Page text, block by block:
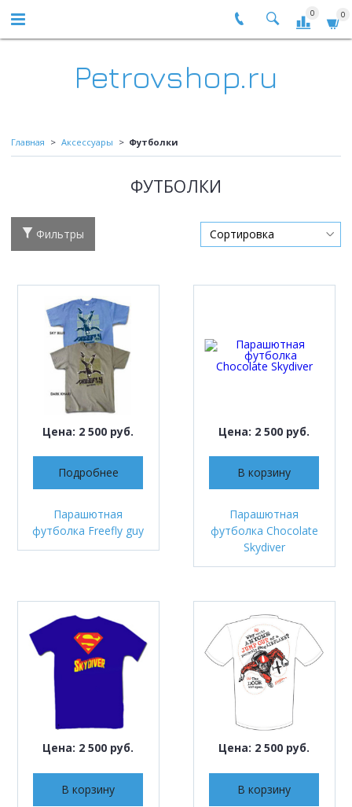
0 0
Petrovshop.ru
Главная Аксессуары Футболки
ФУТБОЛКИ
Фильтры
Цена: 2 500 руб.
Подробнее
Парашютная
футболка Freefly guy
Цена: 2 500 руб.
В корзину
Парашютная
футболка Chocolate
Skydiver
Цена: 2 500 руб.
В корзину
Цена: 2 500 руб.
В корзину